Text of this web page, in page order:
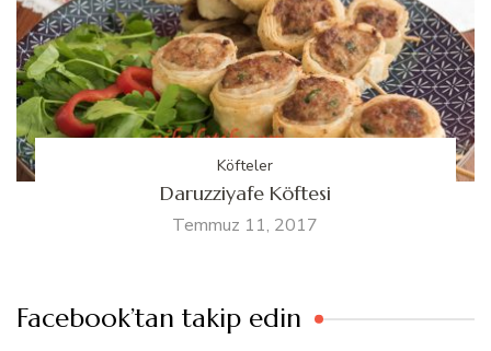
Köfteler
Daruzziyafe Köftesi
Temmuz 11, 2017
Facebook’tan takip edin